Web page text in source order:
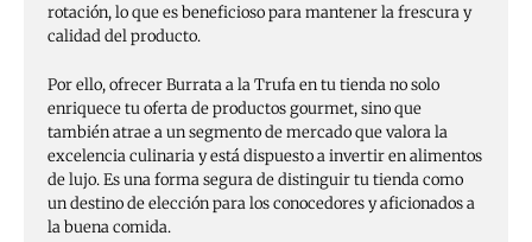
rotación, lo que es beneficioso para mantener la frescura y
calidad del producto.
Por ello, ofrecer Burrata a la Trufa en tu tienda no solo
enriquece tu oferta de productos gourmet, sino que
también atrae a un segmento de mercado que valora la
excelencia culinaria y está dispuesto a invertir en alimentos
de lujo. Es una forma segura de distinguir tu tienda como
un destino de elección para los conocedores y aficionados a
la buena comida.